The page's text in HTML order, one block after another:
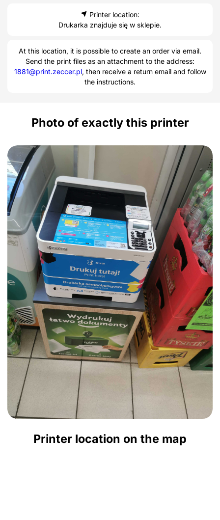
Printer location:
Drukarka znajduje się w sklepie.
At this location, it is possible to create an order via email.
Send the print files as an attachment to the address:
1881@print.zeccer.pl, then receive a return email and follow
the instructions.
Photo of exactly this printer
Printer location on the map